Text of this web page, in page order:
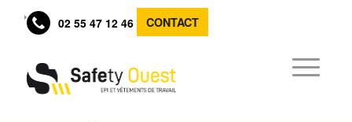
02 55 47 12 46 CONTACT